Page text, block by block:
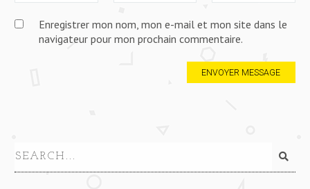
Enregistrer mon nom, mon e-mail et mon site dans le
navigateur pour mon prochain commentaire.